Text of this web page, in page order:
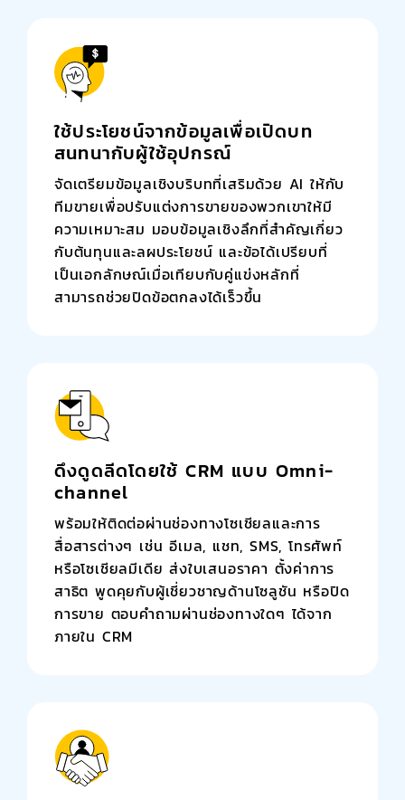
ใช้ประโยชน์จากข้อมูลเพื่อเปิดบท
สนทนากับผู้ใช้อุปกรณ์
จัดเตรียมข้อมูลเชิงบริบทที่เสริมด้วย AI ให้กับ
ทีมขายเพื่อปรับแต่งการขายของพวกเขาให้มี
ความเหมาะสม มอบข้อมูลเชิงลึกที่สำคัญเกี่ยว
กับต้นทุนและลผประโยชน์ และข้อได้เปรียบที่
เป็นเอกลักษณ์เมื่อเทียบกับคู่แข่งหลักที่
สามารถช่วยปิดข้อตกลงได้เร็วขึ้น
ดึงดูดลีดโดยใช้ CRM แบบ Omni-
channel
พร้อมให้ติดต่อผ่านช่องทางโซเชียลและการ
สื่อสารต่างๆ เช่น อีเมล, แชท, SMS, โทรศัพท์
หรือโซเชียลมีเดีย ส่งใบเสนอราคา ตั้งค่าการ
สาธิต พูดคุยกับผู้เชี่ยวชาญด้านโซลูชัน หรือปิด
การขาย ตอบคำถามผ่านช่องทางใดๆ ได้จาก
ภายใน CRM